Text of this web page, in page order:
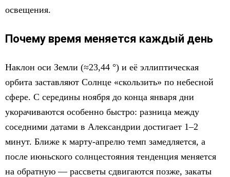
освещения.
Почему время меняется каждый день
Наклон оси Земли (≈23,44 °) и её эллиптическая
орбита заставляют Солнце «скользить» по небесной
сфере. С середины ноября до конца января дни
укорачиваются особенно быстро: разница между
соседними датами в Александрии достигает 1–2
минут. Ближе к марту-апрелю темп замедляется, а
после июньского солнцестояния тенденция меняется
на обратную — рассветы сдвигаются позже, закаты